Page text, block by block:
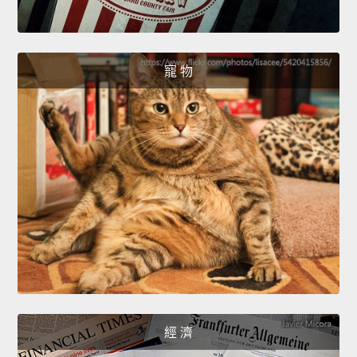
寵 物
經 濟